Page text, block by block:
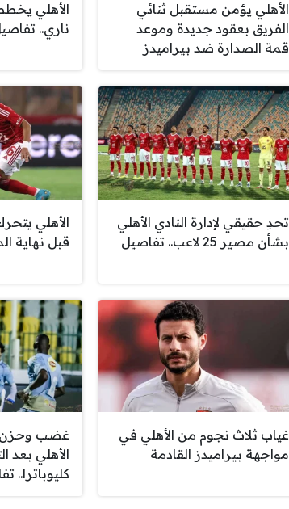
الأهلي يؤمن مستقبل ثنائي
الفريق بعقود جديدة وموعد
قمة الصدارة ضد بيراميدز
الأهلي
ناري..
تحدِ حقيقي لإدارة النادي الأهلي
بشأن مصير 25 لاعب.. تفاصيل
الأهلي
قبل نهاية
غياب ثلاث نجوم من الأهلي في
مواجهة بيراميدز القادمة
غضب وحزن
الأهلي بعد
كليوباترا..